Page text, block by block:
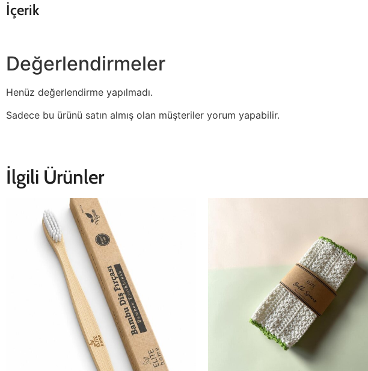
İçerik
Değerlendirmeler
Henüz değerlendirme yapılmadı.
Sadece bu ürünü satın almış olan müşteriler yorum yapabilir.
İlgili Ürünler